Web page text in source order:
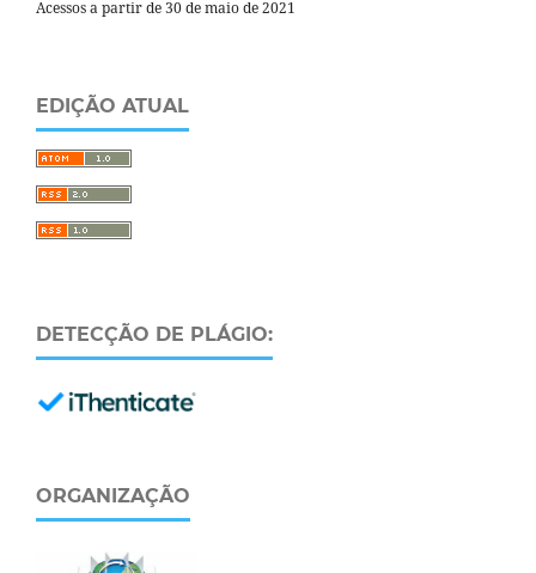
Acessos a partir de 30 de maio de 2021
EDIÇÃO ATUAL
DETECÇÃO DE PLÁGIO:
ORGANIZAÇÃO